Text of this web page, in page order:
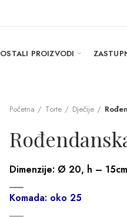
OSTALI PROIZVODI
Početna Torte Dječije
Dimenzije: Ø 20, h – 15cm
___
Komada: oko 25